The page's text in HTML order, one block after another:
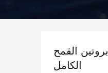
محسنات تغذية العلف الكوشير Nx6.25 بروتين القمح
الكامل